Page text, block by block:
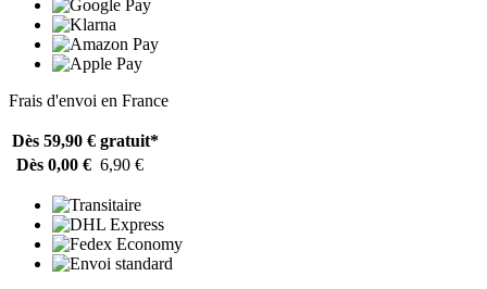
Frais d'envoi en France
Dès 59,90 € gratuit*
Dès 0,00 € 6,90 €